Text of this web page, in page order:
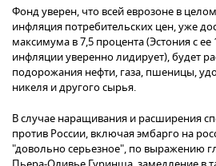
Фонд уверен, что всей еврозоне в
инфляция потребительских цен, уже
максимума в 7,5 процента (Эстония с
инфляции уверенно лидирует), будет
подорожания нефти, газа, пшеницы,
никеля и другого сырья.
В случае наращивания и расширения
против России, включая эмбарго на
"довольно серьезное", по выражению